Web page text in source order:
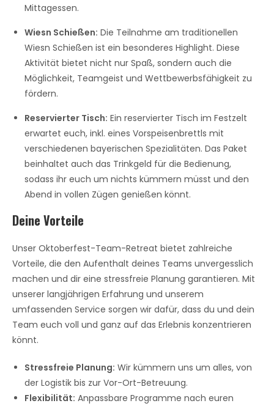
Mittagessen.
Wiesn Schießen: Die Teilnahme am traditionellen
Wiesn Schießen ist ein besonderes Highlight. Diese
Aktivität bietet nicht nur Spaß, sondern auch die
Möglichkeit, Teamgeist und Wettbewerbsfähigkeit zu
fördern.
Reservierter Tisch: Ein reservierter Tisch im Festzelt
erwartet euch, inkl. eines Vorspeisenbrettls mit
verschiedenen bayerischen Spezialitäten. Das Paket
beinhaltet auch das Trinkgeld für die Bedienung,
sodass ihr euch um nichts kümmern müsst und den
Abend in vollen Zügen genießen könnt.
Deine Vorteile
Unser Oktoberfest-Team-Retreat bietet zahlreiche
Vorteile, die den Aufenthalt deines Teams unvergesslich
machen und dir eine stressfreie Planung garantieren. Mit
unserer langjährigen Erfahrung und unserem
umfassenden Service sorgen wir dafür, dass du und dein
Team euch voll und ganz auf das Erlebnis konzentrieren
könnt.
Stressfreie Planung: Wir kümmern uns um alles, von
der Logistik bis zur Vor-Ort-Betreuung.
Flexibilität: Anpassbare Programme nach euren